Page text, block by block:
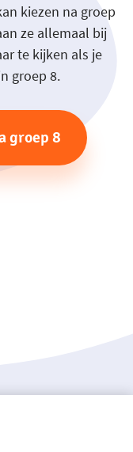
kiezen na groep
ze allemaal bij
te kijken als je
groep 8.
groep 8